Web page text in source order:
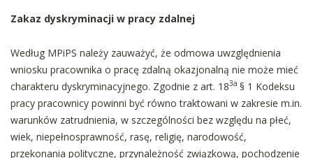
Zakaz dyskryminacji w pracy zdalnej
Według MPiPS należy zauważyć, że odmowa uwzględnienia
wniosku pracownika o pracę zdalną okazjonalną nie może mieć
charakteru dyskryminacyjnego. Zgodnie z art. 183a § 1 Kodeksu
pracy pracownicy powinni być równo traktowani w zakresie m.in.
warunków zatrudnienia, w szczególności bez względu na płeć,
wiek, niepełnosprawność, rasę, religię, narodowość,
przekonania polityczne, przynależność związkową, pochodzenie